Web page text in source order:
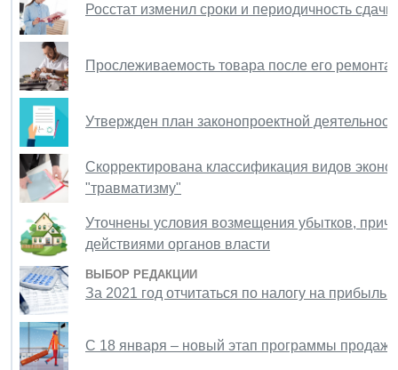
Росстат изменил сроки и периодичность
Прослеживаемость товара после его
Утвержден план законопроектной
Скорректирована классификация видов
"травматизму"
Уточнены условия возмещения убытков,
действиями органов власти
ВЫБОР РЕДАКЦИИ
За 2021 год отчитаться по налогу на
С 18 января – новый этап программы